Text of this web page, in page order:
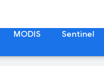
MODIS Sentinel